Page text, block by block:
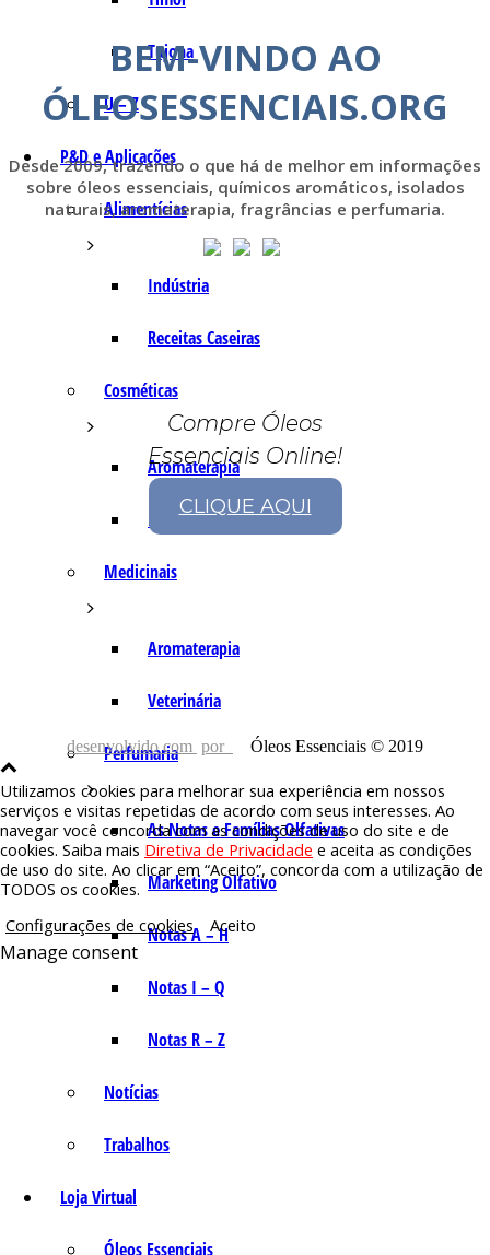
Tujona
U – Z
P&D e Aplicações
Alimentícias
Indústria
Receitas Caseiras
Cosméticas
Aromaterapia
Fórmulas Caseiras
Medicinais
Aromaterapia
Veterinária
Perfumaria
As Notas e Famílias Olfativas
Marketing Olfativo
Notas A – H
Notas I – Q
Notas R – Z
Notícias
Trabalhos
Loja Virtual
Óleos Essenciais
BEM-VINDO AO
ÓLEOSESSENCIAIS.ORG
Desde 2009, trazendo o que há de melhor em informações
sobre óleos essenciais, químicos aromáticos, isolados
naturais, aromaterapia, fragrâncias e perfumaria.
Compre Óleos
Essenciais Online!
CLIQUE AQUI
desenvolvido com por Óleos Essenciais © 2019
Utilizamos cookies para melhorar sua experiência em nossos
serviços e visitas repetidas de acordo com seus interesses. Ao
navegar você concorda com as condições de uso do site e de
cookies. Saiba mais Diretiva de Privacidade e aceita as condições
de uso do site. Ao clicar em “Aceito”, concorda com a utilização de
TODOS os cookies.
Configurações de cookies
Aceito
Manage consent